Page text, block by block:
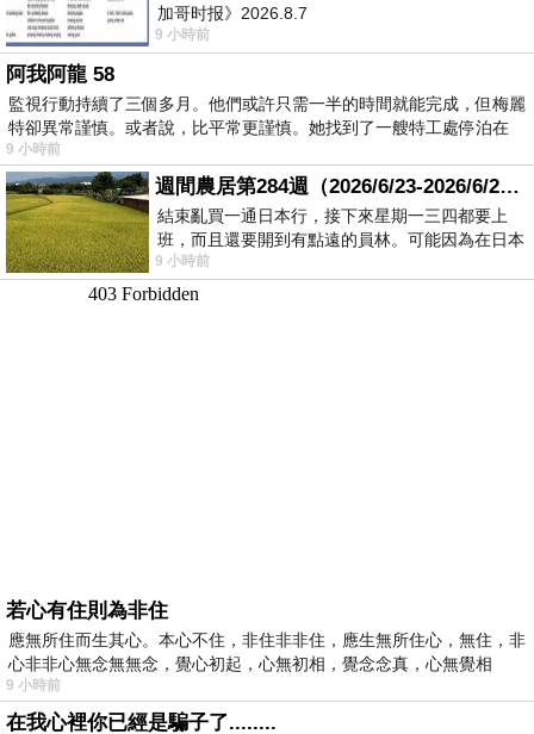
加哥时报》2026.8.7
9 小時前
阿我阿龍 58
監視行動持續了三個多月。他們或許只需一半的時間就能完成，但梅麗
特卻異常謹慎。或者說，比平常更謹慎。她找到了一艘特工處停泊在
9 小時前
週間農居第284週（2026/6/23-2026/6/24) 夏至 金黃稻浪洋溢豐收喜悅
結束亂買一通日本行，接下來星期一三四都要上
班，而且還要開到有點遠的員林。可能因為在日本
花不少錢，星期一出門上班時，心裡沒有一
9 小時前
若心有住則為非住
應無所住而生其心。本心不住，非住非非住，應生無所住心，無住，非
心非非心無念無無念，覺心初起，心無初相，覺念念真，心無覺相
9 小時前
在我心裡你已經是騙子了........